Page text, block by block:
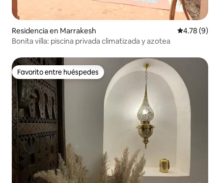
Residencia en Marrakesh Calificación
4.78 (9)
Bonita villa: piscina privada climatizada y azotea
Favorito entre huéspedes
Favorito entre huéspedes